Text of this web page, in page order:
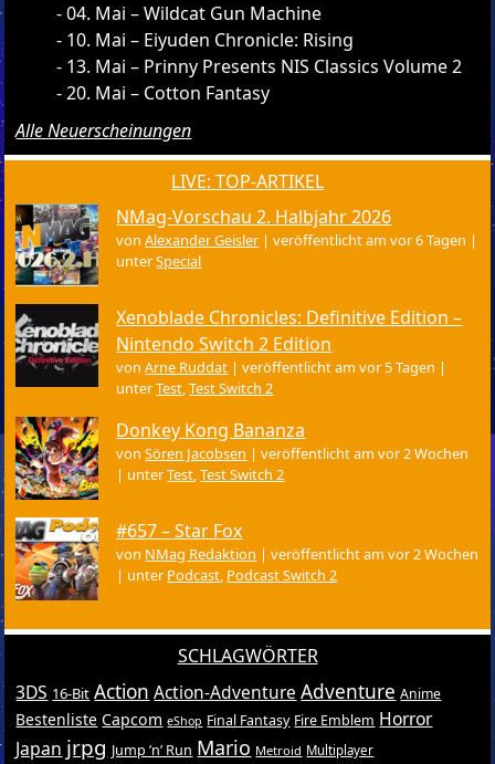
04. Mai – Wildcat Gun Machine
10. Mai – Eiyuden Chronicle: Rising
13. Mai – Prinny Presents NIS Classics Volume 2
20. Mai – Cotton Fantasy
Alle Neuerscheinungen
LIVE: TOP-ARTIKEL
NMag-Vorschau 2. Halbjahr 2026
vonAlexander Geisler |veröffentlicht am vor 6 Tagen |
unterSpecial
Xenoblade Chronicles: Definitive Edition –
Nintendo Switch 2 Edition
vonArne Ruddat |veröffentlicht am vor 5 Tagen |
unterTest,Test Switch 2
Donkey Kong Bananza
vonSören Jacobsen |veröffentlicht am vor 2 Wochen
| unterTest,Test Switch 2
#657 – Star Fox
von NMag Redaktion |veröffentlicht am vor 2 Wochen
| unter Podcast, Podcast Switch 2
SCHLAGWÖRTER
3DS 16-Bit Action Action-Adventure Adventure Anime
Bestenliste Capcom eShop Final Fantasy Fire Emblem Horror
Japan jrpg Jump ’n’ Run Mario Metroid Multiplayer